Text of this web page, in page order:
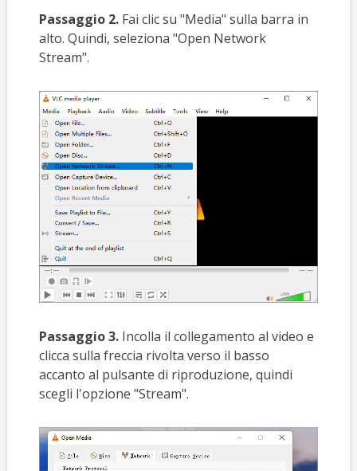
Passaggio 2.Fai clic su "Media" sulla barra in
alto. Quindi, seleziona "Open Network
Stream".
Passaggio 3.Incolla il collegamento al video e
clicca sulla freccia rivolta verso il basso
accanto al pulsante di riproduzione, quindi
scegli l'opzione "Stream".